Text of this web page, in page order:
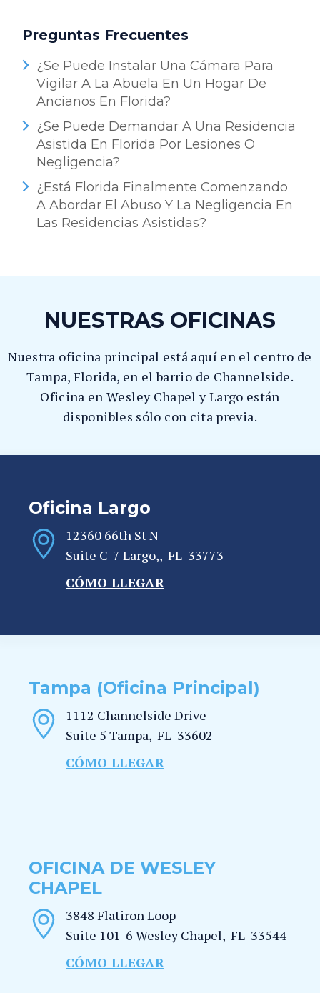
Preguntas Frecuentes
¿Se Puede Instalar Una Cámara Para
Vigilar A La Abuela En Un Hogar De
Ancianos En Florida?
¿Se Puede Demandar A Una Residencia
Asistida En Florida Por Lesiones O
Negligencia?
¿Está Florida Finalmente Comenzando
A Abordar El Abuso Y La Negligencia En
Las Residencias Asistidas?
NUESTRAS OFICINAS
Nuestra oficina principal está aquí en el centro de
Tampa, Florida, en el barrio de Channelside.
Oficina en Wesley Chapel y Largo están
disponibles sólo con cita previa.
Oficina Largo
12360 66th St N
Suite C-7 Largo,, FL 33773
CÓMO LLEGAR
Tampa (Oficina Principal)
1112 Channelside Drive
Suite 5 Tampa, FL 33602
CÓMO LLEGAR
OFICINA DE WESLEY
CHAPEL
3848 Flatiron Loop
Suite 101-6 Wesley Chapel, FL 33544
CÓMO LLEGAR